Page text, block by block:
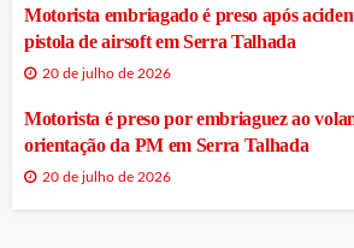
Motorista embriagado é preso após
pistola de airsoft em Serra Talhada
20 de julho de 2026
Motorista é preso por embriaguez ao
orientação da PM em Serra Talhada
20 de julho de 2026